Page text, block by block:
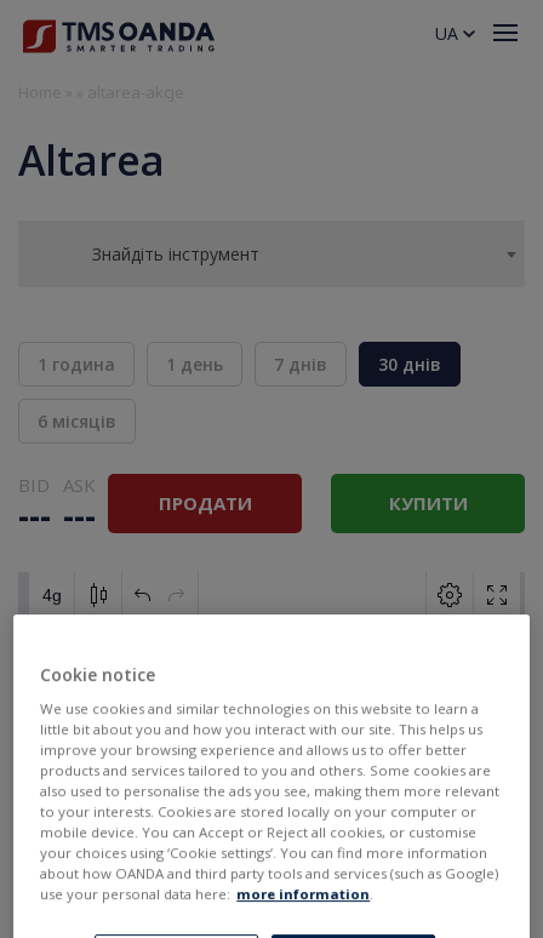
Altarea
Знайдіть інструмент
1 година 1 день 7 днів 30 днів
6 місяців
BID
---
ASK
--- ПРОДАТИ КУПИТИ
UA
Cookie notice
We use cookies and similar technologies on this website to learn a
little bit about you and how you interact with our site. This helps us
improve your browsing experience and allows us to offer better
products and services tailored to you and others. Some cookies are
also used to personalise the ads you see, making them more relevant
to your interests. Cookies are stored locally on your computer or
mobile device. You can Accept or Reject all cookies, or customise
your choices using ‘Cookie settings’. You can find more information
about how OANDA and third party tools and services (such as Google)
use your personal data here: more information.